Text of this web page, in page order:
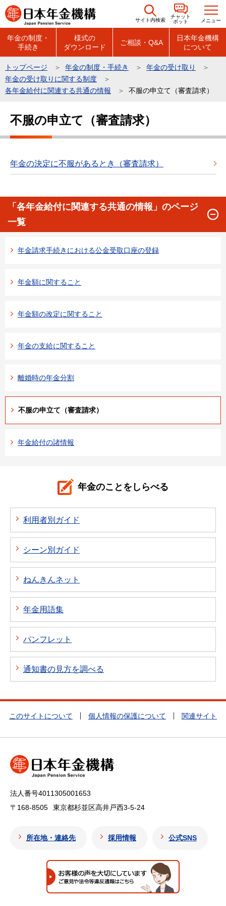
こ
の
の
先
サイト内検索
チャット
ボット
メニュー
年金の制度・
手続き
様式の
ダウンロード
ご相談・Q&A
日本年金機構
について
トップページ 年金の制度・手続き
年金の受け取り
年金の受け取りに関する制度
各年金給付に関連する共通の情報
不服の申立て（審査請求）
こ
不服の申立て（審査請求）
年金の決定に不服があるとき（審査請求）
「各年金給付に関連する共通の情報」のページ
一覧
年金請求手続きにおける公金受取口座の登録
年金額に関すること
年金額の改定に関すること
年金の支給に関すること
離婚時の年金分割
不服の申立て（審査請求）
年金給付の諸情報
年金のことをしらべる
利用者別ガイド
シーン別ガイド
ねんきんネット
年金用語集
パンフレット
通知書の見方を調べる
このサイトについて 個人情報の保護について 関連サイト
法人番号4011305001653
〒168-8505
東京都杉並区高井戸西3-5-24
所在地・連絡先 採用情報 公式SNS